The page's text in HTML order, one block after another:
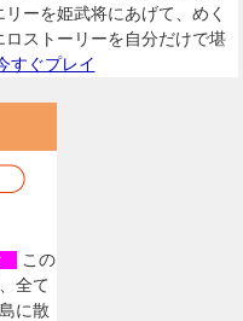
ーを姫武将にあげて、めく
ロストーリーを自分だけで堪
すぐプレイ
この
全て
に散